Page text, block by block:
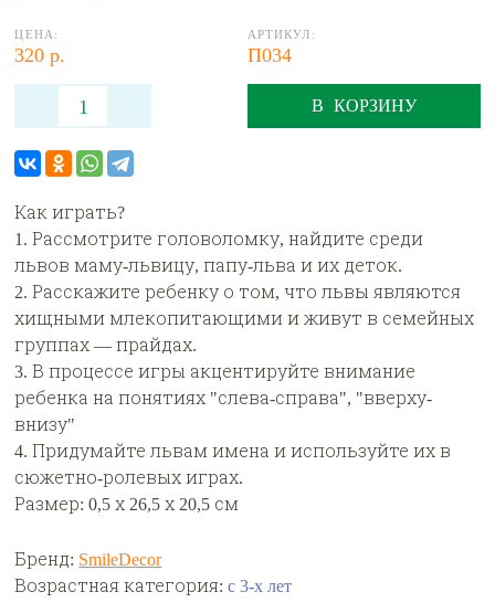
ЦЕНА:
320 р.
АРТИКУЛ:
П034
В КОРЗИНУ
Как играть?
1. Рассмотрите головоломку, найдите среди
львов маму-львицу, папу-льва и их деток.
2. Расскажите ребенку о том, что львы являются
хищными млекопитающими и живут в семейных
группах — прайдах.
3. В процессе игры акцентируйте внимание
ребенка на понятиях "слева-справа", "вверху-
внизу"
4. Придумайте львам имена и используйте их в
сюжетно-ролевых играх.
Размер: 0,5 х 26,5 х 20,5 см
Бренд: SmileDecor
Возрастная категория:с 3-х лет